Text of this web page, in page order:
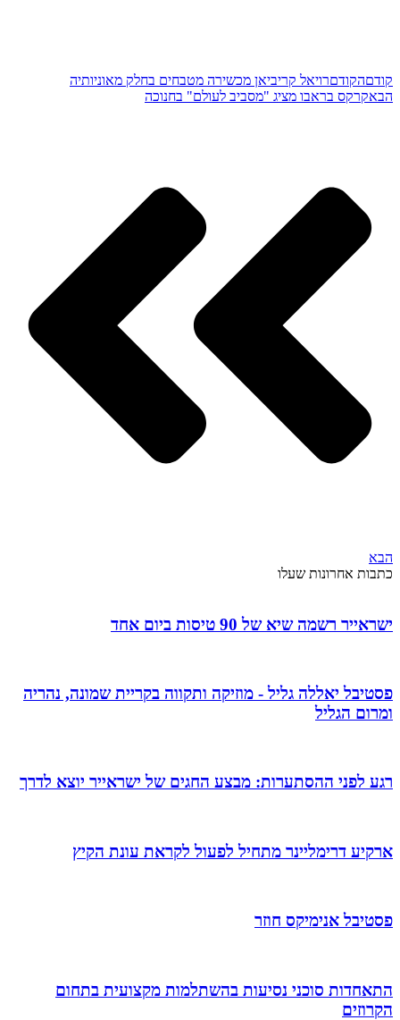
קודםהקודםרויאל קריביאן מכשירה מטבחים בחלק מאוניותיה
הבאקרקס בראבו מציג "מסביב לעולם" בחנוכה
הבא
כתבות אחרונות שעלו
ישראייר רשמה שיא של 90 טיסות ביום אחד
פסטיבל יאללה גליל - מוזיקה ותקווה בקריית שמונה, נהריה
ומרום הגליל
רגע לפני ההסתערות: מבצע החגים של ישראייר יוצא לדרך
ארקיע דרימליינר מתחיל לפעול לקראת עונת הקיץ
פסטיבל אנימיקס חוזר
התאחדות סוכני נסיעות בהשתלמות מקצועית בתחום
הקרוזים